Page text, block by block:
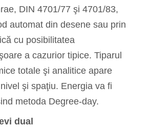
DIN 4701/77 şi 4701/83,
automat din desene sau prin
cu posibilitatea
a cazurior tipice. Tiparul
totale şi analitice apare
şi spaţiu. Energia va fi
metoda Degree-day.
dual